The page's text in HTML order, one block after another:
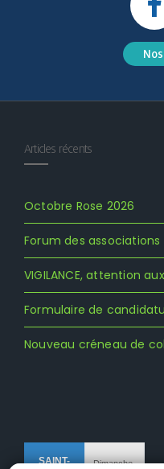
Articles récents
Octobre Rose 2026
Forum des associations
VIGILANCE, attention
Formulaire de
Nouveau créneau de